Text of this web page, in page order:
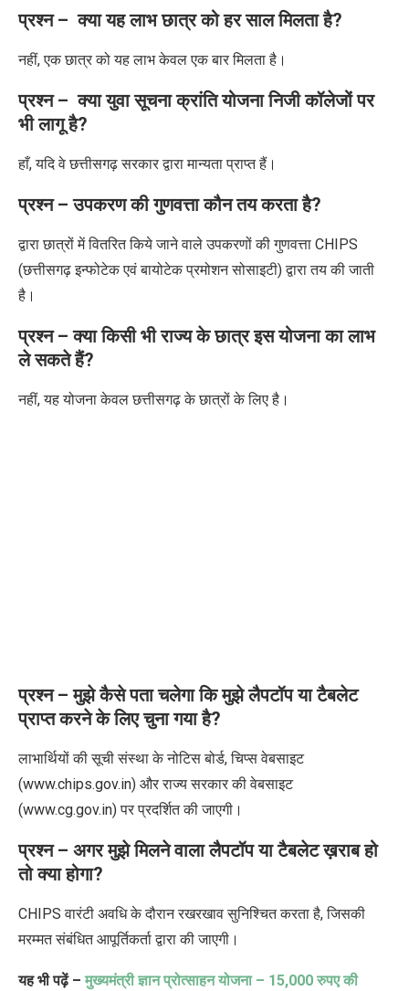
प्रश्न – क्या यह लाभ छात्र को हर साल मिलता है?
नहीं,एक छात्र को यह लाभ केवल एक बार मिलता है।
प्रश्न – क्या युवा सूचना क्रांति योजना निजी कॉलेजों पर
भी लागू है?
हाँ,यदि वे छत्तीसगढ़ सरकार द्वारा मान्यता प्राप्त हैं।
प्रश्न – उपकरण की गुणवत्ता कौन तय करता है?
द्वारा छात्रों में वितरित किये जाने वाले उपकरणों की गुणवत्ता CHIPS
(छत्तीसगढ़ इन्फोटेक एवं बायोटेक प्रमोशन सोसाइटी) द्वारा तय की जाती
है।
प्रश्न – क्या किसी भी राज्य के छात्र इस योजना का लाभ
ले सकते हैं?
नहीं,यह योजना केवल छत्तीसगढ़ के छात्रों के लिए है।
प्रश्न – मुझे कैसे पता चलेगा कि मुझे लैपटॉप या टैबलेट
प्राप्त करने के लिए चुना गया है?
लाभार्थियों की सूची संस्था के नोटिस बोर्ड,चिप्स वेबसाइट
(www.chips.gov.in) और राज्य सरकार की वेबसाइट
(www.cg.gov.in)पर प्रदर्शित की जाएगी।
प्रश्न – अगर मुझे मिलने वाला लैपटॉप या टैबलेट ख़राब हो
तो क्या होगा?
CHIPSवारंटी अवधि के दौरान रखरखाव सुनिश्चित करता है,जिसकी
मरम्मत संबंधित आपूर्तिकर्ता द्वारा की जाएगी।
यह भी पढ़ें – मुख्यमंत्री ज्ञान प्रोत्साहन योजना – 15,000 रुपए की